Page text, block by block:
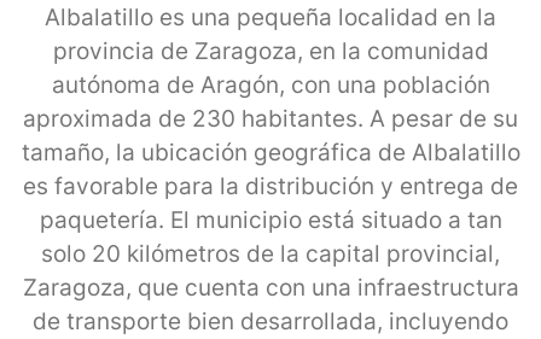
Albalatillo es una pequeña localidad en la
provincia de Zaragoza, en la comunidad
autónoma de Aragón, con una población
aproximada de 230 habitantes. A pesar de su
tamaño, la ubicación geográfica de Albalatillo
es favorable para la distribución y entrega de
paquetería. El municipio está situado a tan
solo 20 kilómetros de la capital provincial,
Zaragoza, que cuenta con una infraestructura
de transporte bien desarrollada, incluyendo